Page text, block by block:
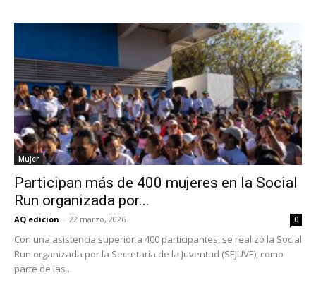
Mujer
Participan más de 400 mujeres en la Social
Run organizada por...
AQ edicion - 22 marzo, 2026 0
Con una asistencia superior a 400 participantes, se realizó la Social
Run organizada por la Secretaría de la Juventud (SEJUVE), como
parte de las...